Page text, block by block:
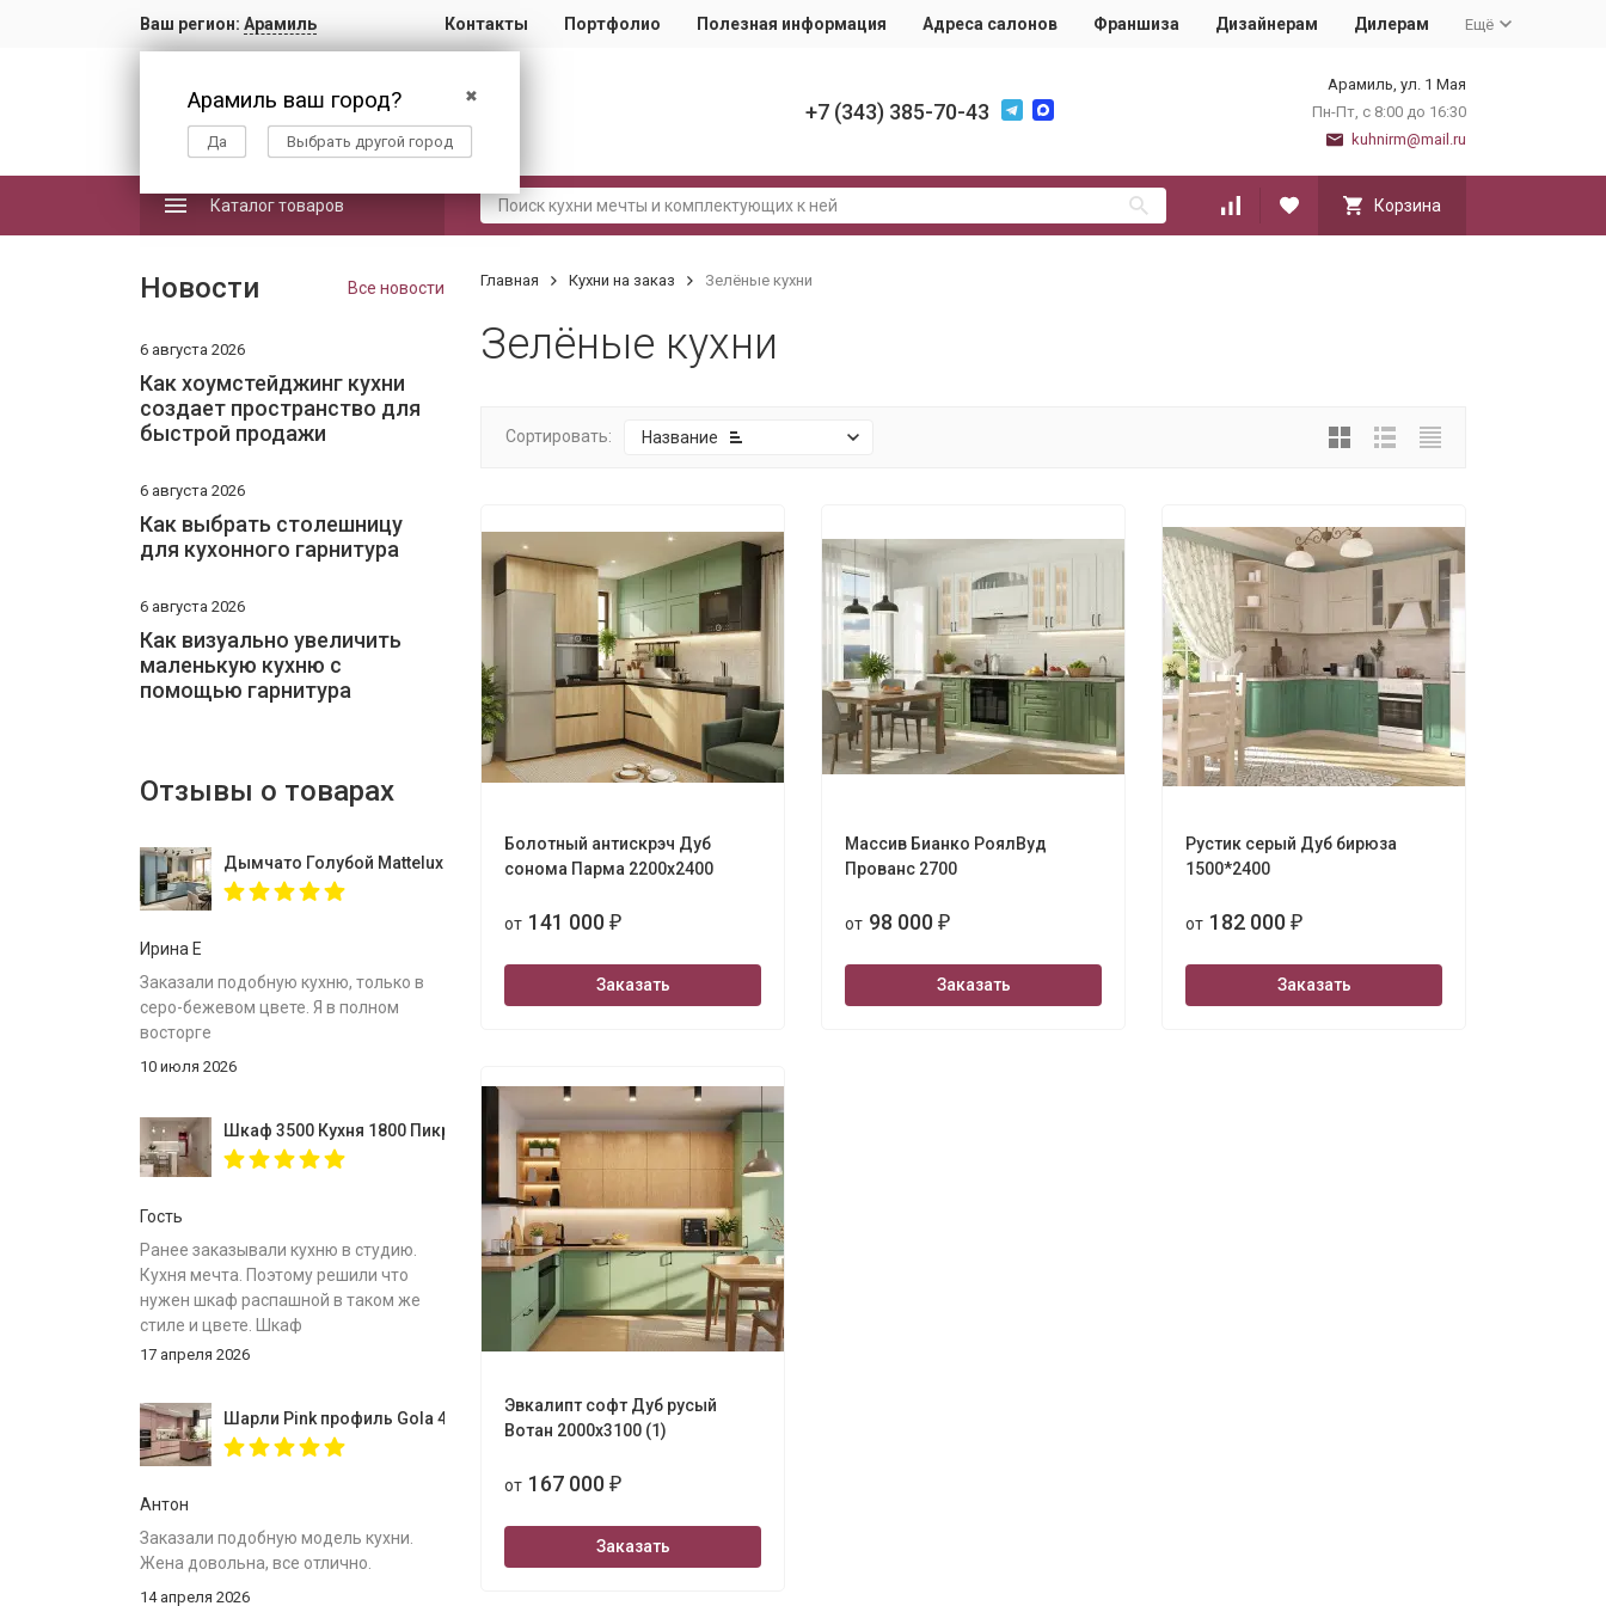
Ваш регион: Арамиль
✖
Арамиль ваш город?
Да Выбрать другой город
Контакты Портфолио Полезная информация Адреса салонов Франшиза Дизайнерам Дилерам Ещё
+7 (343) 385-70-43
Арамиль, ул. 1 Мая
Пн-Пт, с 8:00 до 16:30
kuhnirm@mail.ru
Каталог товаров Корзина
Главная Кухни на заказ Зелёные кухни
Зелёные кухни
Сортировать: Название
Болотный антискрэч Дуб
сонома Парма 2200х2400
от 141 000 ₽
Заказать
Массив Бианко РоялВуд
Прованс 2700
от 98 000 ₽
Заказать
Рустик серый Дуб бирюза
1500*2400
от 182 000 ₽
Заказать
Эвкалипт софт Дуб русый
Вотан 2000х3100 (1)
от 167 000 ₽
Заказать
Новости Все новости
6 августа 2026
Как хоумстейджинг кухни
создает пространство для
быстрой продажи
6 августа 2026
Как выбрать столешницу
для кухонного гарнитура
6 августа 2026
Как визуально увеличить
маленькую кухню с
помощью гарнитура
Отзывы о товарах
Дымчато Голубой Mattelux профиль Gola 3280х2400
Ирина Е
Заказали подобную кухню, только в
серо-бежевом цвете. Я в полном
восторге
10 июля 2026
Шкаф 3500 Кухня 1800 Пикрит
Гость
Ранее заказывали кухню в студию.
Кухня мечта. Поэтому решили что
нужен шкаф распашной в таком же
стиле и цвете. Шкаф
собрали,инструкция
срок.Спасибо за вместительный
шкаф.
17 апреля 2026
Шарли Pink профиль Gola 4000
Антон
Заказали подобную модель кухни.
Жена довольна, все отлично.
14 апреля 2026